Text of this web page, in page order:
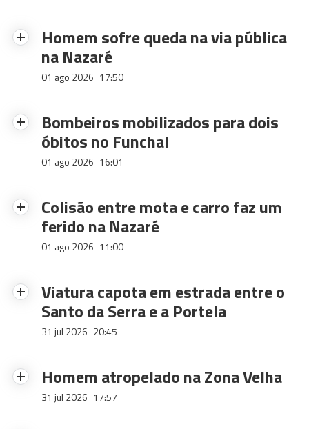
Homem sofre queda na via pública
na Nazaré
01 ago 2026 17:50
Bombeiros mobilizados para dois
óbitos no Funchal
01 ago 2026 16:01
Colisão entre mota e carro faz um
ferido na Nazaré
01 ago 2026 11:00
Viatura capota em estrada entre o
Santo da Serra e a Portela
31 jul 2026 20:45
Homem atropelado na Zona Velha
31 jul 2026 17:57